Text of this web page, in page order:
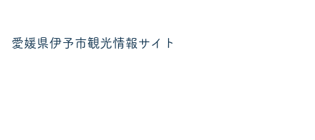
愛媛県伊予市観光情報サイト